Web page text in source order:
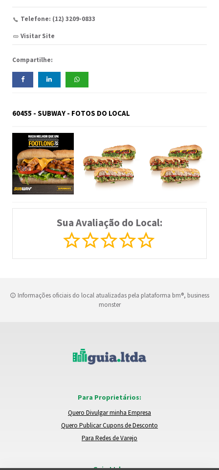
Telefone: (12) 3209-0833
Visitar Site
Compartilhe:
60455 - SUBWAY - FOTOS DO LOCAL
Sua Avaliação do Local:
Informações oficiais do local atualizadas pela plataforma bm®, business
monster
Para Proprietários:
Quero Divulgar minha Empresa
Quero Publicar Cupons de Desconto
Para Redes de Varejo